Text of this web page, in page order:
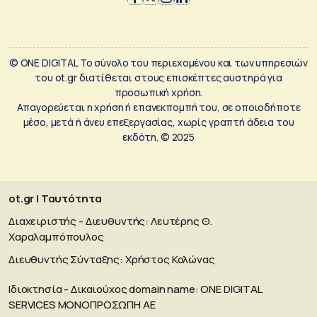
© ONE DIGITAL Το σύνολο του περιεχομένου και των υπηρεσιών
του ot.gr διατίθεται στους επισκέπτες αυστηρά για
προσωπική χρήση.
Απαγορεύεται η χρήση ή επανεκπομπή του, σε οποιοδήποτε
μέσο, μετά ή άνευ επεξεργασίας, χωρίς γραπτή άδεια του
εκδότη. © 2025
ot.gr | Ταυτότητα
Διαχειριστής - Διευθυντής: Λευτέρης Θ.
Χαραλαμπόπουλος
Διευθυντής Σύνταξης: Χρήστος Κολώνας
Ιδιοκτησία - Δικαιούχος domain name: ΟΝΕ DIGITAL
SERVICES MONOΠΡΟΣΩΠΗ ΑΕ